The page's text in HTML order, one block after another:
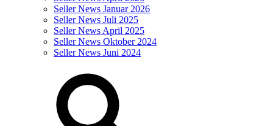
Seller News Januar 2026
Seller News Juli 2025
Seller News April 2025
Seller News Oktober 2024
Seller News Juni 2024